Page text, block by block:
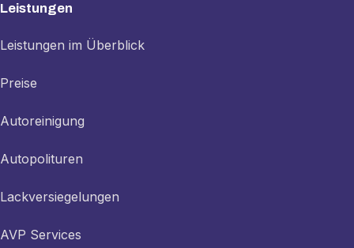
Leistungen
Leistungen im Überblick
Preise
Autoreinigung
Autopolituren
Lackversiegelungen
AVP Services